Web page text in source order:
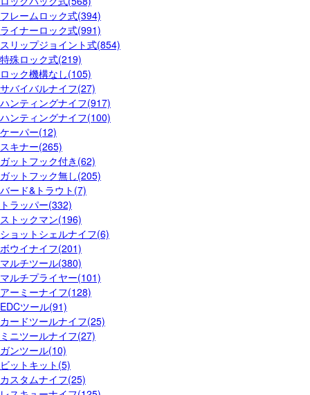
フレームロック式(394)
ライナーロック式(991)
スリップジョイント式(854)
特殊ロック式(219)
ロック機構なし(105)
サバイバルナイフ(27)
ハンティングナイフ(917)
ハンティングナイフ(100)
ケーパー(12)
スキナー(265)
ガットフック付き(62)
ガットフック無し(205)
バード&トラウト(7)
トラッパー(332)
ストックマン(196)
ショットシェルナイフ(6)
ボウイナイフ(201)
マルチツール(380)
マルチプライヤー(101)
アーミーナイフ(128)
EDCツール(91)
カードツールナイフ(25)
ミニツールナイフ(27)
ガンツール(10)
ビットキット(5)
カスタムナイフ(25)